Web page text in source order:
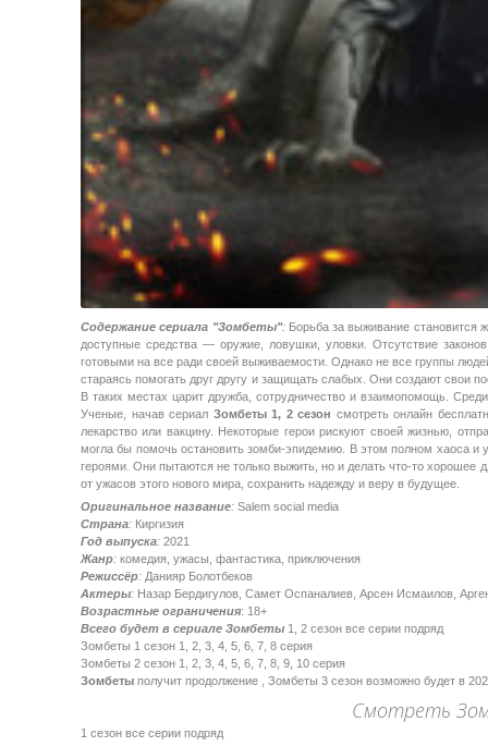
Содержание сериала "Зомбеты":Борьба за выживание становится
доступные средства — оружие, ловушки, уловки. Отсутствие
готовыми на все ради своей выживаемости. Однако не все группы
стараясь помогать друг другу и защищать слабых. Они создают свои
В таких местах царит дружба, сотрудничество и взаимопомощь.
Ученые, начав сериал Зомбеты 1, 2 сезон смотреть онлайн
лекарство или вакцину. Некоторые герои рискуют своей жизнью,
могла бы помочь остановить зомби-эпидемию. В этом полном хаоса и
героями. Они пытаются не только выжить, но и делать что-то хорошее
от ужасов этого нового мира, сохранить надежду и веру в будущее.
Оригинальное название: Salem social media
Страна: Киргизия
Год выпуска: 2021
Жанр: комедия, ужасы, фантастика, приключения
Режиссёр: Данияр Болотбеков
Актеры: Назар Бердигулов, Самет Оспаналиев, Арсен Исмаилов,
Возрастные ограничения: 18+
Всего будет в сериале Зомбеты 1, 2 сезон все серии подряд
Зомбеты 1 сезон 1, 2, 3, 4, 5, 6, 7, 8 серия
Зомбеты 2 сезон 1, 2, 3, 4, 5, 6, 7, 8, 9, 10 серия
Зомбеты получит продолжение , Зомбеты 3 сезон возможно будет в
Смотреть
1 сезон все серии подряд